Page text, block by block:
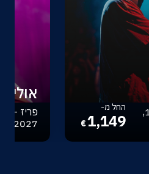
אמסטרדם - 12.10.2026,
החל מ-
1,149
€